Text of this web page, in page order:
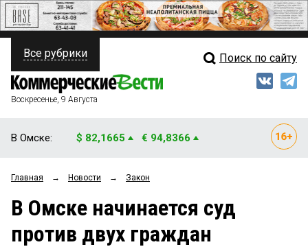
ПОЛИТИКА
ФИНАНСЫ
ОБЩЕСТВО
ЗАКОН
НОВОСТИ КОМПАНИЙ
Свежий выпуск
Рейтинги
Блоги
Все рубрики Поиск по сайту
Воскресенье, 9 Августа
В Омске: $ 82,1665 € 94,8366
Главная → Новости → Закон
В Омске начинается суд
против двух граждан